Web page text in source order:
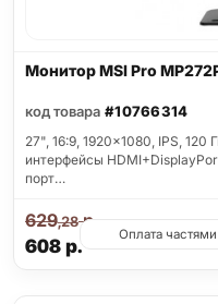
Монитор MSI Pro
код товара #10766314
27", 16:9, 1920x1080, IPS,
интерфейсы
порт…
608р.
629,28р.
Оплата